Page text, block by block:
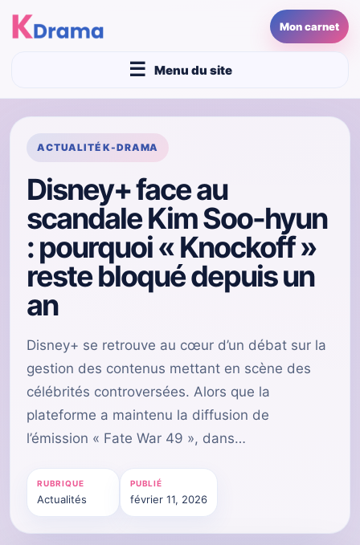
Mon carnet
Menu du site
ACTUALITÉ K-DRAMA
Disney+ face au
scandale Kim Soo-hyun
: pourquoi « Knockoff »
reste bloqué depuis un
an
Disney+ se retrouve au cœur d’un débat sur la
gestion des contenus mettant en scène des
célébrités controversées. Alors que la
plateforme a maintenu la diffusion de
l’émission « Fate War 49 », dans…
RUBRIQUE
Actualités
PUBLIÉ
février 11, 2026